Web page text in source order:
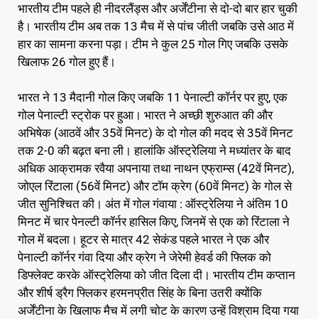
भारतीय टीम पहले ही नीदरलैंड्स और अर्जेंटीना से दो-दो बार हार चुकी
है। भारतीय टीम अब तक 13 मैच में से पांच जीती जबकि उसे आठ में
हार का सामना करना पड़ा। टीम ने कुल 25 गोल गिए जबकि उसके
खिलाफ 26 गोल हुए हैं।
भारत ने 13 मैदानी गोल किए जबकि 11 पेनाल्टी कॉर्नर पर हुए, एक
गोल पेनाल्टी स्ट्रोक पर हुआ। भारत ने अच्छी शुरुआत की और
अभिषेक (आठवें और 35वें मिनट) के दो गोल की मदद से 35वें मिनट
तक 2-0 की बढ़त बना ली। हालांकि ऑस्ट्रेलिया ने मध्यांतर के बाद
अधिक आक्रामक रवैया अपनाया तथा नाथन एफ्राम्स (42वें मिनट),
जोएल रिंटाला (56वें मिनट) और टॉम क्रेग (60वें मिनट) के गोल से
जीत सुनिश्चित की। अंत में गोल गंवाया : ऑस्ट्रेलिया ने अंतिम 10
मिनट में चार पेनल्टी कॉर्नर हासिल किए, जिनमें से एक को रिंटाला ने
गोल में बदला। हूटर से मात्र 42 सेकंड पहले भारत ने एक और
पेनाल्टी कॉर्नर गंवा दिया और क्रेग ने जेरेमी हेवर्ड की फ्लिक को
डिफ्लेक्ट करके ऑस्ट्रेलिया को जीत दिला दी। भारतीय टीम कप्तान
और शीर्ष ड्रैग फ्लिकर हरमनप्रीत सिंह के बिना उतरी क्योंकि
अर्जेंटीना के खिलाफ मैच में लगी चोट के कारण उन्हें विश्राम दिया गया